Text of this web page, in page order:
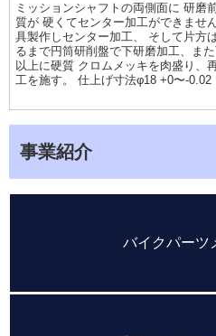
ミッションシャフトの両側面に 研磨
質が 硬くてセンター加工ができませ
具製作しセンター加工、 そして片方
るまで円筒研削盤で下研磨加工、ま
以上に硬質 クロムメッキを肉盛り、
工を施す。 仕上げ寸法φ18 +0〜-0.02
事業紹介
バイクパーツ